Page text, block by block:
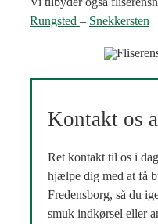
Rungsted – Snekkersten
Kontakt os
Ret kontakt til os i
hjælpe dig med at få
Fredensborg, så du
smuk indkørsel eller